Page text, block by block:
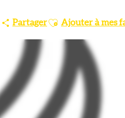
PartagerAjouter aux
Ajouter à mes